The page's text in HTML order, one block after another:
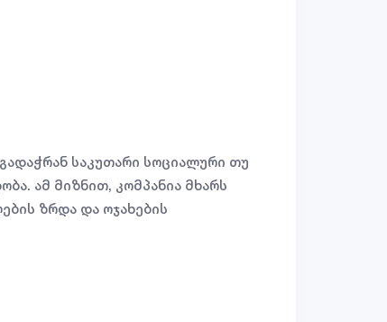
შევიწროების
საკუთარი სოციალური თუ
ამ მიზნით, კომპანია მხარს
ზრდა და ოჯახების
კრისტალი არა მარტო